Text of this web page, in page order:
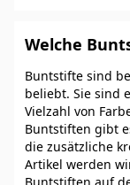
Welche
Buntstifte sind
beliebt. Sie sind
Vielzahl von
Buntstiften gibt
die zusätzliche
Artikel werden